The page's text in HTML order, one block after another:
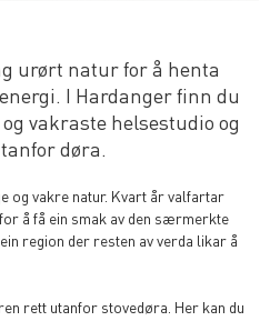
urørt natur for å henta
I Hardanger finn du
vakraste helsestudio og
døra.
og vakre natur. Kvart år valfartar
å få ein smak av den særmerkte
region der resten av verda likar å
rett utanfor stovedøra. Her kan du